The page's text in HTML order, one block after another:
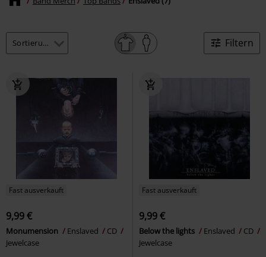
Filtern
Fast ausverkauft
9,99 €
Monumension Enslaved
CD
Jewelcase
Fast ausverkauft
9,99 €
Below the lights Enslaved
CD
Jewelcase